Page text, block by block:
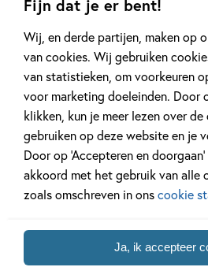
Fijn dat je er bent!
Wij, en derde partijen, maken op
van cookies. Wij gebruiken
van statistieken, om voorkeuren
voor marketing doeleinden. Door
klikken, kun je meer lezen over
gebruiken op deze website en je
Door op ‘Accepteren en
akkoord met het gebruik van alle
zoals omschreven in onscookie
Ja, ik accepteer
MIDDERNACHT 1
– De brief om
Middernacht
Benjamin Read, Laura
Trinder
11,99